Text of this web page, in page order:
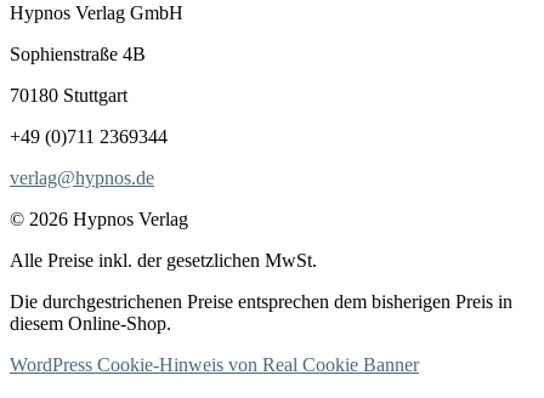
Hypnos Verlag GmbH
Sophienstraße 4B
70180 Stuttgart
+49 (0)711 2369344
verlag@hypnos.de
© 2026 Hypnos Verlag
Alle Preise inkl. der gesetzlichen MwSt.
Die durchgestrichenen Preise entsprechen dem bisherigen Preis in
diesem Online-Shop.
WordPress Cookie-Hinweis von Real Cookie Banner